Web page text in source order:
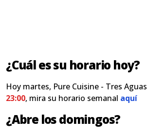
¿Cuál es su horario hoy?
Hoy martes, Pure Cuisine - Tres Aguas
23:00, mira su horario semanal aquí
¿Abre los domingos?